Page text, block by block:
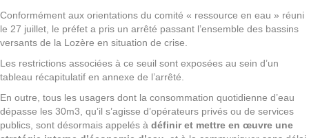
Conformément aux orientations du comité « ressource en eau » réuni
le 27 juillet, le préfet a pris un arrêté passant l’ensemble des bassins
versants de la Lozère en situation de crise.
Les restrictions associées à ce seuil sont exposées au sein d’un
tableau récapitulatif en annexe de l’arrêté.
En outre, tous les usagers dont la consommation quotidienne d’eau
dépasse les 30m3, qu’il s’agisse d’opérateurs privés ou de services
publics, sont désormais appelés à définir et mettre en œuvre une